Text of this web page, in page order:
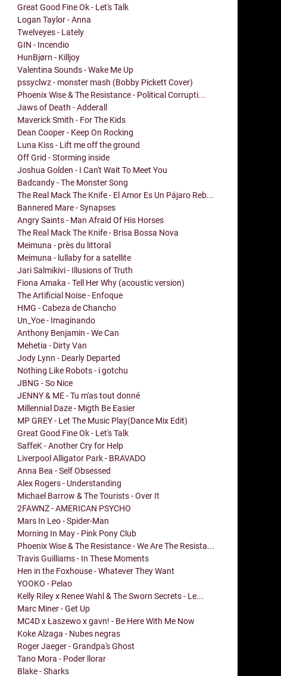
Great Good Fine Ok - Let's Talk
Logan Taylor - Anna
Twelveyes - Lately
GIN - Incendio
HunBjørn - Killjoy
Valentina Sounds - Wake Me Up
pssyclwz - monster mash (Bobby Pickett Cover)
Phoenix Wise & The Resistance - Political Corrupti...
Jaws of Death - Adderall
Maverick Smith - For The Kids
Dean Cooper - Keep On Rocking
Luna Kiss - Lift me off the ground
Off Grid - Storming inside
Joshua Golden - I Can't Wait To Meet You
Badcandy - The Monster Song
The Real Mack The Knife - El Amor Es Un Pájaro Reb...
Bannered Mare - Synapses
Angry Saints - Man Afraid Of His Horses
The Real Mack The Knife - Brisa Bossa Nova
Meimuna - près du littoral
Meimuna - lullaby for a satellite
Jari Salmikivi - Illusions of Truth
Fiona Amaka - Tell Her Why (acoustic version)
The Artificial Noise - Enfoque
HMG - Cabeza de Chancho
Un_Yoe - Imaginando
Anthony Benjamin - We Can
Mehetia - Dirty Van
Jody Lynn - Dearly Departed
Nothing Like Robots - i gotchu
JBNG - So Nice
JENNY & ME - Tu m'as tout donné
Millennial Daze - Migth Be Easier
MP GREY - Let The Music Play(Dance Mix Edit)
Great Good Fine Ok - Let's Talk
SaffeK - Another Cry for Help
Liverpool Alligator Park - BRAVADO
Anna Bea - Self Obsessed
Alex Rogers - Understanding
Michael Barrow & The Tourists - Over It
2FAWNZ - AMERICAN PSYCHO
Mars In Leo - Spider-Man
Morning In May - Pink Pony Club
Phoenix Wise & The Resistance - We Are The Resista...
Travis Guilliams - In These Moments
Hen in the Foxhouse - Whatever They Want
YOOKO - Pelao
Kelly Riley x Renee Wahl & The Sworn Secrets - Le...
Marc Miner - Get Up
MC4D x Łaszewo x gavn! - Be Here With Me Now
Koke Alzaga - Nubes negras
Roger Jaeger - Grandpa's Ghost
Tano Mora - Poder llorar
Blake - Sharks